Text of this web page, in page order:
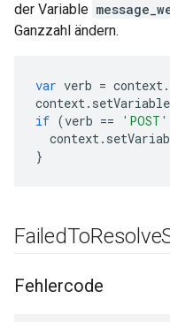
der Variable
Ganzzahl ändern.
var verb = context.
context. setVariable
if (verb == 'POST'
context.
}
FailedToResolve
Fehlercode